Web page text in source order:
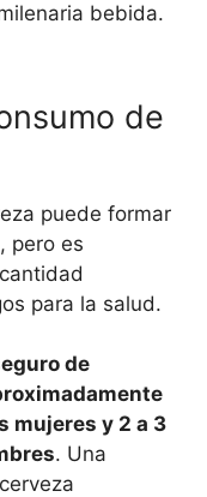
bebida.
de
puede formar
pero es
para la salud.
de
mujeres y 2 a 3
. Una